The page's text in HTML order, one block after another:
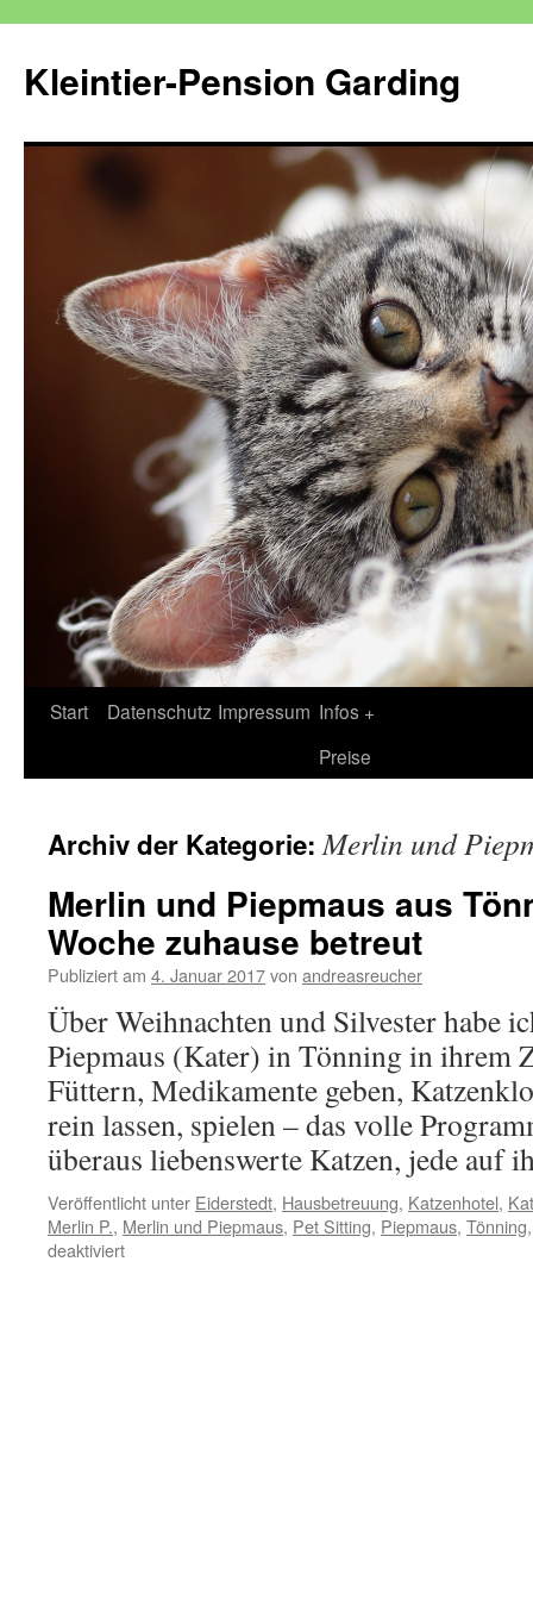
Kleintier-Pension Garding
Zum
Start Datenschutz Impressum Infos +
Preise
Archiv der Kategorie:Merlin und
Merlin und Piepmaus aus
Woche zuhause betreut
Publiziert am 4. Januar 2017von andreasreucher
Über Weihnachten und Silvester habe
Piepmaus (Kater) in Tönning in ihrem
Füttern, Medikamente geben,
rein lassen, spielen – das volle
überaus liebenswerte Katzen, jede
Veröffentlicht unter Eiderstedt, Hausbetreuung, Katzenhotel,
Merlin P., Merlin und Piepmaus, Pet Sitting, Piepmaus, Tönning
deaktiviertfür